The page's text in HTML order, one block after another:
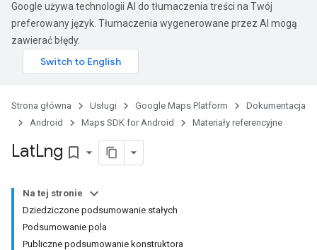
Google używa technologii AI do tłumaczenia treści na Twój
preferowany język. Tłumaczenia wygenerowane przez AI mogą
zawierać błędy.
Strona główna Usługi Google Maps Platform
Dokumentacja
Android
Maps SDK for Android Materiały referencyjne
LatLng bookmark_border
Na tej stronie
Dziedziczone podsumowanie stałych
Podsumowanie pola
Publiczne podsumowanie konstruktora